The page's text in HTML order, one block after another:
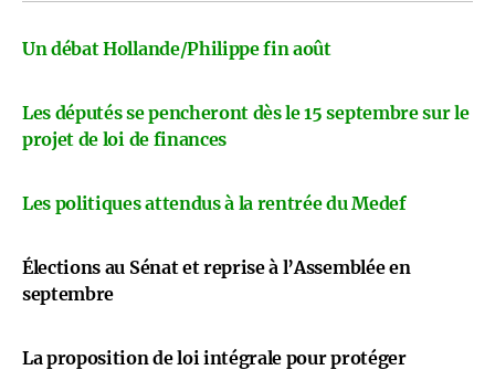
Un débat Hollande/Philippe fin août
Les députés se pencheront dès le 15 septembre sur le
projet de loi de finances
Les politiques attendus à la rentrée du Medef
Élections au Sénat et reprise à l’Assemblée en
septembre
La proposition de loi intégrale pour protéger